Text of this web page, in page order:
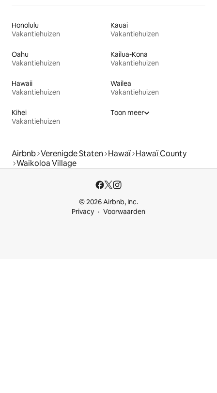
Honolulu
Vakantiehuizen
Kauai
Vakantiehuizen
Oahu
Vakantiehuizen
Kailua-Kona
Vakantiehuizen
Hawaii
Vakantiehuizen
Wailea
Vakantiehuizen
Kihei
Vakantiehuizen
Toon meer
Airbnb Verenigde Staten Hawaï Hawaï County
Waikoloa Village
© 2026 Airbnb, Inc.
Privacy
Voorwaarden